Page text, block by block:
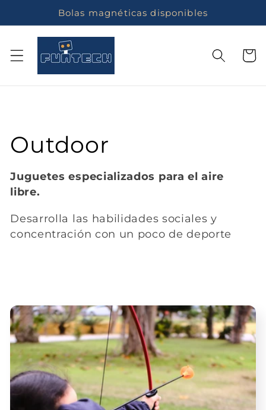
directamente
al contenido
Bolas magnéticas disponibles
Carrito
C
o
l
e
i
ó
n
:
Outdoor
Juguetes especializados para el aire
libre.
Desarrolla las habilidades sociales y
concentración con un poco de deporte